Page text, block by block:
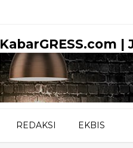
KabarGRESS.com
REDAKSI EKBIS